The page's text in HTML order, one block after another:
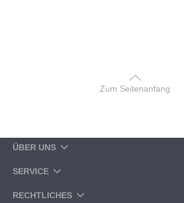
Zum Seitenanfang
ÜBER UNS
SERVICE
RECHTLICHES